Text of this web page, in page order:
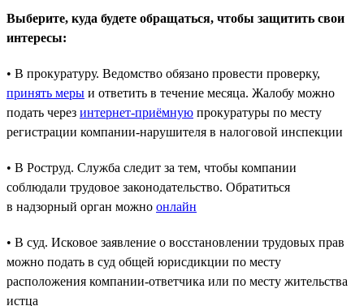
Выберите, куда будете обращаться, чтобы защитить свои
интересы:
• В прокуратуру. Ведомство обязано провести проверку,
принять меры и ответить в течение месяца. Жалобу можно
подать через интернет-приёмную прокуратуры по месту
регистрации компании-нарушителя в налоговой инспекции
• В Роструд. Служба следит за тем, чтобы компании
соблюдали трудовое законодательство. Обратиться
в надзорный орган можно онлайн
• В суд. Исковое заявление о восстановлении трудовых прав
можно подать в суд общей юрисдикции по месту
расположения компании-ответчика или по месту жительства
истца